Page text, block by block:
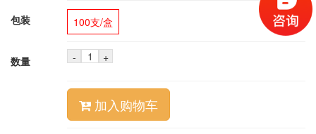
包装 100支/盒
数量 - +
加入购物车